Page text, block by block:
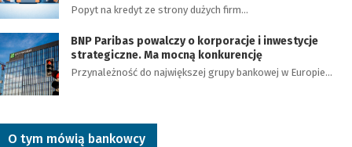
Popyt na kredyt ze strony dużych firm…
BNP Paribas powalczy o korporacje i inwestycje
strategiczne. Ma mocną konkurencję
Przynależność do największej grupy bankowej w Europie…
O tym mówią bankowcy